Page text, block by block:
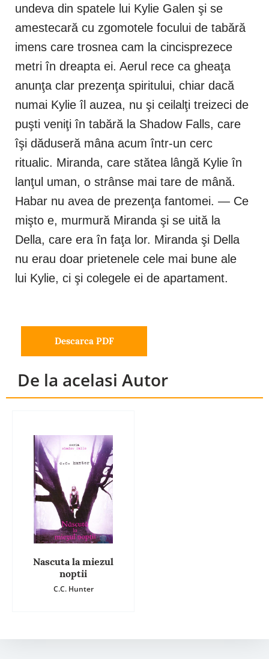
undeva din spatele lui Kylie Galen şi se
amestecară cu zgomotele focului de tabără
imens care trosnea cam la cincisprezece
metri în dreapta ei. Aerul rece ca gheaţa
anunţa clar prezenţa spiritului, chiar dacă
numai Kylie îl auzea, nu şi ceilalţi treizeci de
puşti veniţi în tabără la Shadow Falls, care
îşi dăduseră mâna acum într-un cerc
ritualic. Miranda, care stătea lângă Kylie în
lanţul uman, o strânse mai tare de mână.
Habar nu avea de prezenţa fantomei. ― Ce
mişto e, murmură Miranda şi se uită la
Della, care era în faţa lor. Miranda şi Della
nu erau doar prietenele cele mai bune ale
lui Kylie, ci şi colegele ei de apartament.
Descarca PDF
De la acelasi Autor
Nascuta la miezul
noptii
C.C. Hunter